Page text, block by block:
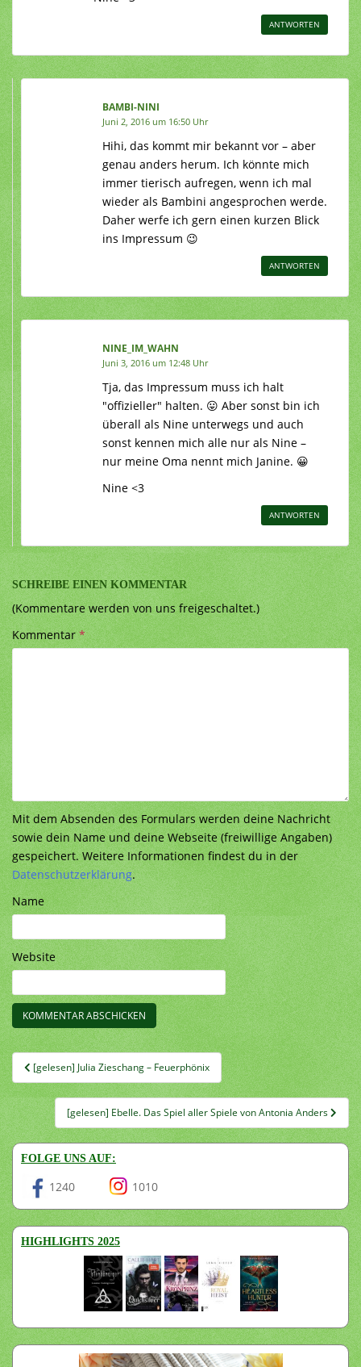
ANTWORTEN
BAMBI-NINI
Juni 2, 2016 um 16:50 Uhr
Hihi, das kommt mir bekannt vor – aber
genau anders herum. Ich könnte mich
immer tierisch aufregen, wenn ich mal
wieder als Bambini angesprochen werde.
Daher werfe ich gern einen kurzen Blick
ins Impressum 😉
ANTWORTEN
NINE_IM_WAHN
Juni 3, 2016 um 12:48 Uhr
Tja, das Impressum muss ich halt
"offizieller" halten. 😛 Aber sonst bin ich
überall als Nine unterwegs und auch
sonst kennen mich alle nur als Nine –
nur meine Oma nennt mich Janine. 😀
Nine <3
ANTWORTEN
SCHREIBE EINEN KOMMENTAR
(Kommentare werden von uns freigeschaltet.)
Kommentar*
Mit dem Absenden des Formulars werden deine Nachricht
sowie dein Name und deine Webseite (freiwillige Angaben)
gespeichert. Weitere Informationen findest du in der
Datenschutzerklärung.
Name
Website
Beitragsnavigation
[gelesen] Julia Zieschang – Feuerphönix
[gelesen] Ebelle. Das Spiel aller Spiele von Antonia Anders
FOLGE UNS AUF:
1240 1010
HIGHLIGHTS 2025